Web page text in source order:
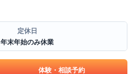
定休日
年末年始のみ休業
体験・相談予約